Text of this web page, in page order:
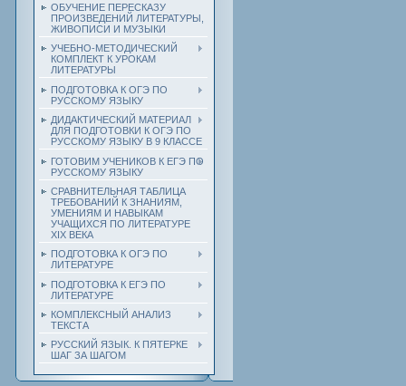
ОБУЧЕНИЕ ПЕРЕСКАЗУ
ПРОИЗВЕДЕНИЙ ЛИТЕРАТУРЫ,
ЖИВОПИСИ И МУЗЫКИ
УЧЕБНО-МЕТОДИЧЕСКИЙ
КОМПЛЕКТ К УРОКАМ
ЛИТЕРАТУРЫ
ПОДГОТОВКА К ОГЭ ПО
РУССКОМУ ЯЗЫКУ
ДИДАКТИЧЕСКИЙ МАТЕРИАЛ
ДЛЯ ПОДГОТОВКИ К ОГЭ ПО
РУССКОМУ ЯЗЫКУ В 9 КЛАССЕ
ГОТОВИМ УЧЕНИКОВ К ЕГЭ ПО
РУССКОМУ ЯЗЫКУ
СРАВНИТЕЛЬНАЯ ТАБЛИЦА
ТРЕБОВАНИЙ К ЗНАНИЯМ,
УМЕНИЯМ И НАВЫКАМ
УЧАЩИХСЯ ПО ЛИТЕРАТУРЕ
ХIХ ВЕКА
ПОДГОТОВКА К ОГЭ ПО
ЛИТЕРАТУРЕ
ПОДГОТОВКА К ЕГЭ ПО
ЛИТЕРАТУРЕ
КОМПЛЕКСНЫЙ АНАЛИЗ
ТЕКСТА
РУССКИЙ ЯЗЫК. К ПЯТЕРКЕ
ШАГ ЗА ШАГОМ